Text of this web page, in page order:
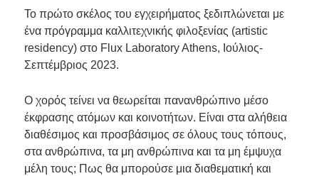
Το πρώτο σκέλος του εγχειρήματος ξεδιπλώνεται με
ένα πρόγραμμα καλλιτεχνικής φιλοξενίας (artistic
residency) στο Flux Laboratory Athens, Ιούλιος-
Σεπτέμβριος 2023.
Ο χορός τείνει να θεωρείται πανανθρώπινο μέσο
έκφρασης ατόμων και κοινοτήτων. Είναι στα αλήθεια
διαθέσιμος και προσβάσιμος σε όλους τους τόπους,
στα ανθρώπινα, τα μη ανθρώπινα και τα μη έμψυχα
μέλη τους; Πως θα μπορούσε μια διαθεματική και